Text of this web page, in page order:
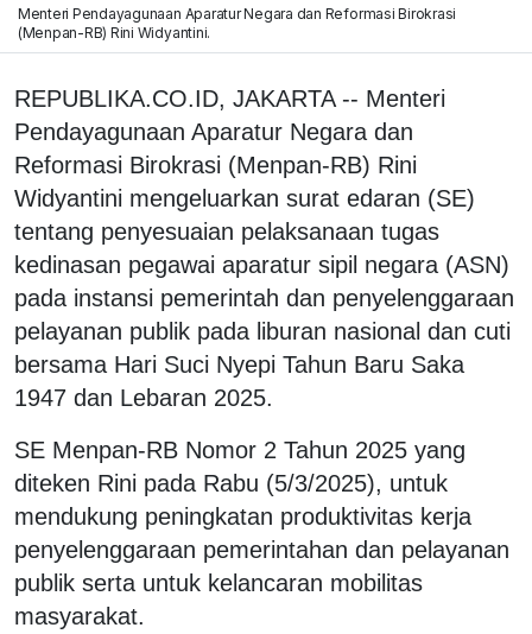
Menteri Pendayagunaan Aparatur Negara dan Reformasi Birokrasi
(Menpan-RB) Rini Widyantini.
REPUBLIKA.CO.ID, JAKARTA -- Menteri
Pendayagunaan Aparatur Negara dan
Reformasi Birokrasi (Menpan-RB) Rini
Widyantini mengeluarkan surat edaran (SE)
tentang penyesuaian pelaksanaan tugas
kedinasan pegawai aparatur sipil negara (ASN)
pada instansi pemerintah dan penyelenggaraan
pelayanan publik pada liburan nasional dan cuti
bersama Hari Suci Nyepi Tahun Baru Saka
1947 dan Lebaran 2025.
SE Menpan-RB Nomor 2 Tahun 2025 yang
diteken Rini pada Rabu (5/3/2025), untuk
mendukung peningkatan produktivitas kerja
penyelenggaraan pemerintahan dan pelayanan
publik serta untuk kelancaran mobilitas
masyarakat.